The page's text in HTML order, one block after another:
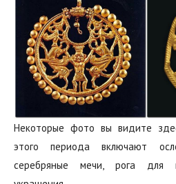
Некоторые фото вы видите
этого периода включают
серебряные мечи, рога для